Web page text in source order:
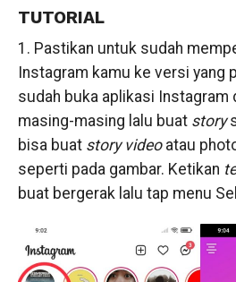
TUTORIAL
1. Pastikan untuk sudah
Instagram kamu ke versi yang
sudah buka aplikasi Instagram
masing-masing lalu buat story
bisa buat story videoatau
seperti pada gambar. Ketikan
buat bergerak lalu tap menu